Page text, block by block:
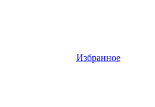
Избранное